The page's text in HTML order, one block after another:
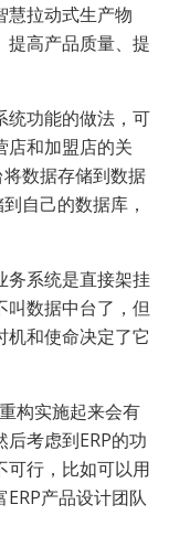
慧拉动式生产物
提高产品质量、提
统功能的做法，可
店和加盟店的关
数据存储到数据
自己的数据库，
务系统是直接架挂
叫数据中台了，但
机和使命决定了它
构实施起来会有
考虑到ERP的功
可行，比如可以用
产品设计团队